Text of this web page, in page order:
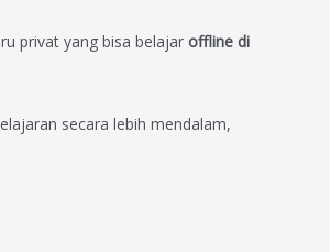
privat yang bisa belajar offline di
secara lebih mendalam,